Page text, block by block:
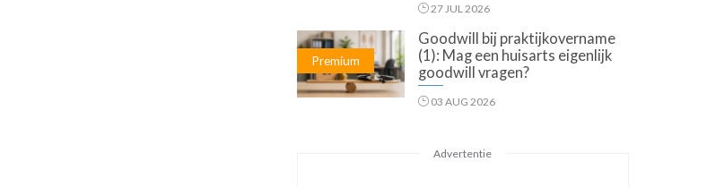
27 JUL 2026
Premium
Goodwill bij praktijkovername
(1): Mag een huisarts eigenlijk
goodwill vragen?
03 AUG 2026
Advertentie